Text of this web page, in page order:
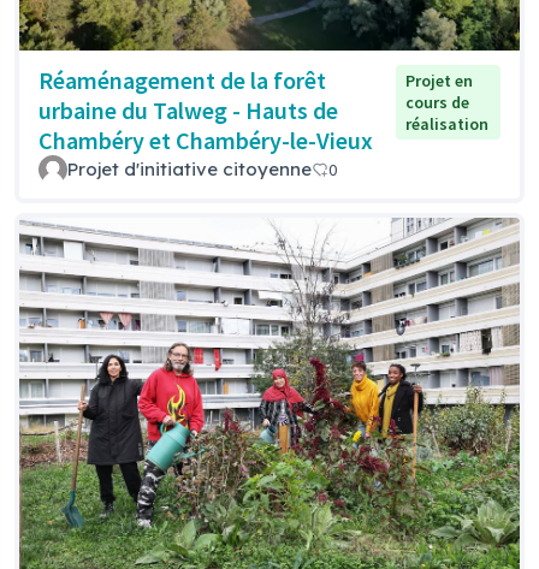
Réaménagement de la forêt
urbaine du Talweg - Hauts de
Chambéry et Chambéry-le-Vieux
Projet en
cours de
réalisation
Projet d'initiative citoyenne 0